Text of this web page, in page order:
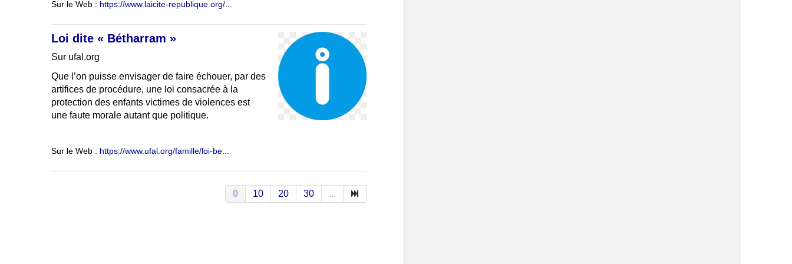
Sur le Web : https://www.laicite-republique.org/...
Loi dite « Bétharram »
Sur ufal.org
Que l’on puisse envisager de faire échouer, par des
artifices de procédure, une loi consacrée à la
protection des enfants victimes de violences est
une faute morale autant que politique.
Sur le Web : https://www.ufal.org/famille/loi-be...
0 10 20 30 ...